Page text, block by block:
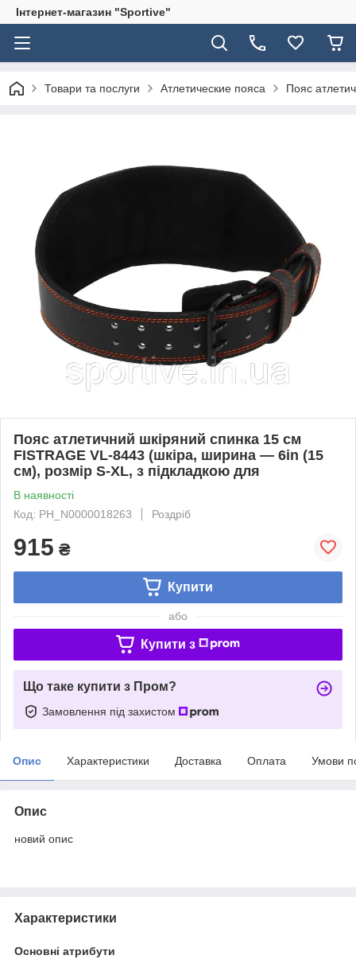
Інтернет-магазин "Sportive"
Товари та послуги Атлетические пояса Пояс
Пояс атлетичний шкіряний спинка 15 см
FISTRAGE VL-8443 (шкіра, ширина — 6in (15
см), розмір S-XL, з підкладкою для
В наявності
Код: PH_N0000018263
Роздріб
915 ₴
Купити
або
Купити з
Що таке купити з Пром?
Замовлення під захистом
Опис Характеристики Доставка Оплата Умови
Опис
новий опис
Характеристики
Основні атрибути